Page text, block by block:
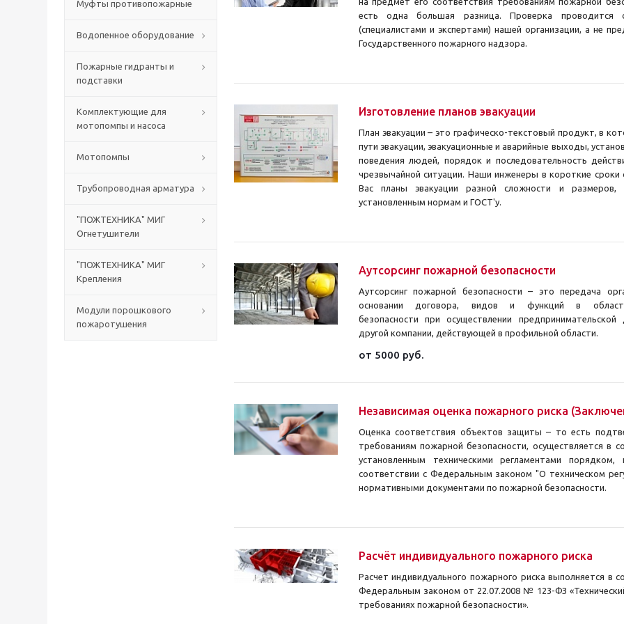
Муфты противопожарные
Водопенное оборудование
Пожарные гидранты и
подставки
Комплектующие для
мотопомпы и насоса
Мотопомпы
Трубопроводная арматура
"ПОЖТЕХНИКА" МИГ
Огнетушители
"ПОЖТЕХНИКА" МИГ
Крепления
Модули порошкового
пожаротушения
есть одна большая разница. Проверка проводится
(специалистами и экспертами) нашей организации, а не
Государственного пожарного надзора.
Изготовление планов эвакуации
План эвакуации – это графическо-текстовый продукт, в
пути эвакуации, эвакуационные и аварийные выходы,
поведения людей, порядок и последовательность
чрезвычайной ситуации. Наши инженеры в короткие сроки
Вас планы эвакуации разной сложности и размеров,
установленным нормам и ГОСТ'у.
Аутсорсинг пожарной безопасности
Аутсорсинг пожарной безопасности – это передача
основании договора, видов и функций в
безопасности при осуществлении предпринимательской
другой компании, действующей в профильной области.
от 5000 руб.
Независимая оценка пожарного риска
Оценка соответствия объектов защиты – то есть
требованиям пожарной безопасности, осуществляется в
установленным техническими регламентами
соответствии с Федеральным законом "О техническом
нормативными документами по пожарной безопасности.
Расчёт индивидуального пожарного риска
Расчет индивидуального пожарного риска выполняется в
Федеральным законом от 22.07.2008 № 123-ФЗ
требованиях пожарной безопасности».